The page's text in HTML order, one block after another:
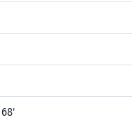
68'